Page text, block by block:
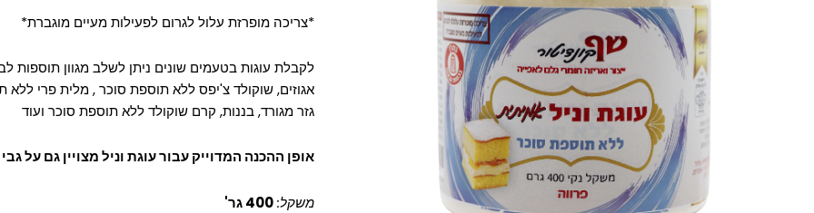
*צריכה מופרזת עלול לגרום לפעילות מעיים מוגברת*
לקבלת עוגות בטעמים שונים ניתן לשלב מגוון תוספות
אגוזים, שוקולד צ'יפס ללא תוספת סוכר , מלית פרי ללא
גזר מגורד, בננות, קרם שוקולד ללא תוספת סוכר ועוד
אופן ההכנה המדוייק עבור עוגת וניל מצויין גם על
משקל:400 גר'